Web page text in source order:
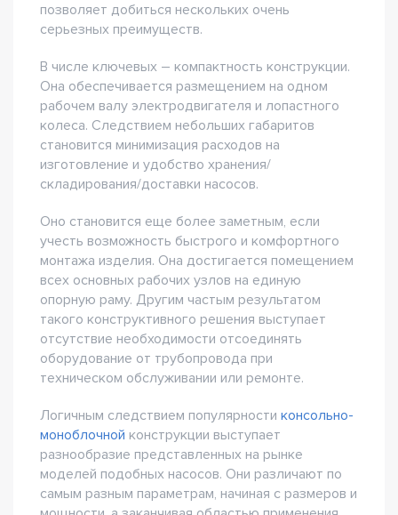
позволяет добиться нескольких очень
серьезных преимуществ.
В числе ключевых – компактность конструкции.
Она обеспечивается размещением на одном
рабочем валу электродвигателя и лопастного
колеса. Следствием небольших габаритов
становится минимизация расходов на
изготовление и удобство хранения/
складирования/доставки насосов.
Оно становится еще более заметным, если
учесть возможность быстрого и комфортного
монтажа изделия. Она достигается помещением
всех основных рабочих узлов на единую
опорную раму. Другим частым результатом
такого конструктивного решения выступает
отсутствие необходимости отсоединять
оборудование от трубопровода при
техническом обслуживании или ремонте.
Логичным следствием популярности консольно-
моноблочной конструкции выступает
разнообразие представленных на рынке
моделей подобных насосов. Они различают по
самым разным параметрам, начиная с размеров и